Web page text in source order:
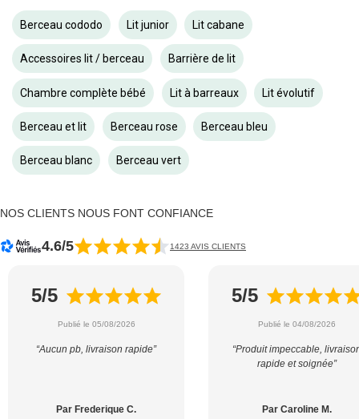
Berceau cododo Lit junior Lit cabane
Accessoires lit / berceau Barrière de lit
Chambre complète bébé Lit à barreaux Lit évolutif
Berceau et lit Berceau rose Berceau bleu
Berceau blanc Berceau vert
NOS CLIENTS NOUS FONT CONFIANCE
4.6/5 1423 AVIS CLIENTS
5/5
Publié le 05/08/2026
“Aucun pb, livraison rapide”
Par Frederique C.
5/5
Publié le 04/08/2026
“Produit impeccable,
rapide et soignée”
Par Caroline M.